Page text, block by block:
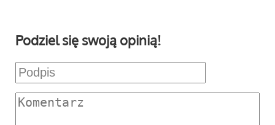
Podziel się swoją opinią!